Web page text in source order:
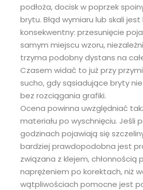
podłoża, docisk w poprzek
brytu. Błąd wymiaru lub skali
konsekwentny: przesunięcie
samym miejscu wzoru,
trzyma podobny dystans na
Czasem widać to już przy
sucho, gdy sąsiadujące bryty
bez rozciągania grafiki.
Ocena powinna uwzględniać
materiału po wyschnięciu. Jeśli
godzinach pojawiają się
bardziej prawdopodobna jest
związana z klejem, chłonnością
naprężeniem po korektach, niż
wątpliwościach pomocne jest